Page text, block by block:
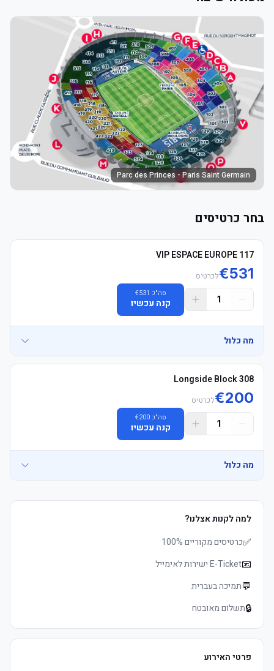
Parc des Princes - Paris Saint Germain
בחר כרטיסים
VIP ESPACE EUROPE 117
€531 לכרטיס
1
סה"כ €531
קנה עכשיו
מה כלול
*Business/Smart casual dress code
Longside Block 308
€200 לכרטיס
1
סה"כ €200
קנה עכשיו
מה כלול
למה לקנות אצלנו?
✅כרטיסים מקוריים 100%
📧E-Ticket ישירות לאימייל
💬תמיכה בעברית
🔒תשלום מאובטח
פרטי האירוע